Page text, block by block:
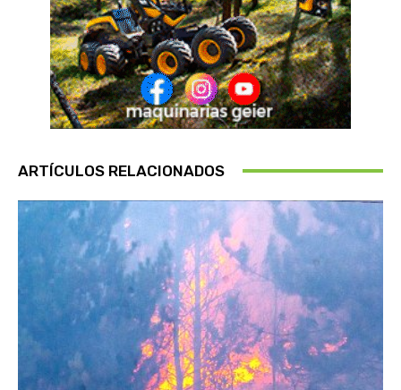
ARTÍCULOS RELACIONADOS